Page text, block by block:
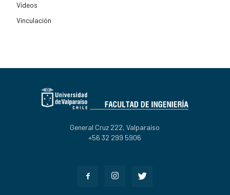
Videos
Vinculación
General Cruz 222, Valparaíso
+56 32 299 5906